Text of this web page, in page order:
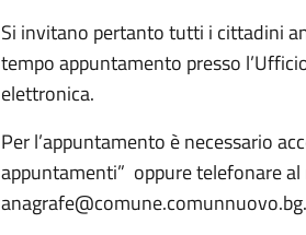
Si invitano pertanto tutti i cittadini
tempo appuntamento presso
elettronica.
Per l’appuntamento è necessario
appuntamenti” oppure telefonare